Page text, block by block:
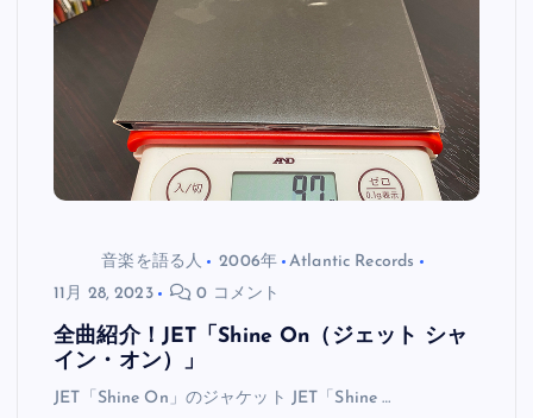
音楽を語る人 2006年
Atlantic Records
11月 28, 2023
0 コメント
全曲紹介！JET「Shine On（ジェット シャ
イン・オン）」
JET「Shine On」のジャケット JET「Shine …